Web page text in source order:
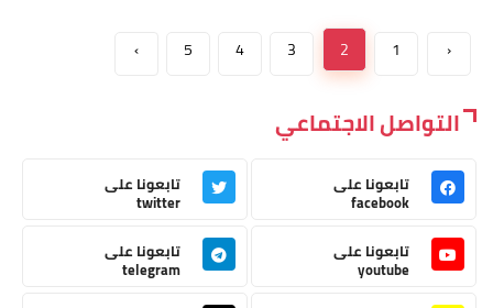
‹
1
2
3
4
5
›
التواصل الاجتماعي
تابعونا على
facebook
تابعونا على
twitter
تابعونا على
youtube
تابعونا على
telegram